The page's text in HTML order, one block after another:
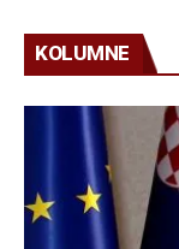
KOLUMNE